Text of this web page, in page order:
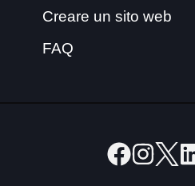
Creare un sito web
FAQ